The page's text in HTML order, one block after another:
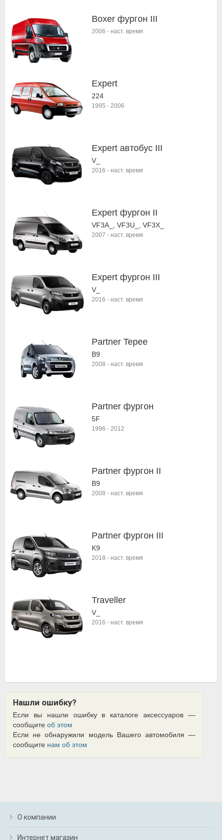
Boxer фургон III
2006 - наст. время
Expert
224
1995 - 2006
Expert автобус III
V_
2016 - наст. время
Expert фургон II
VF3A_, VF3U_, VF3X_
2007 - наст. время
Expert фургон III
V_
2016 - наст. время
Partner Tepee
B9
2008 - наст. время
Partner фургон
5F
1996 - 2012
Partner фургон II
B9
2008 - наст. время
Partner фургон III
K9
2018 - наст. время
Traveller
V_
2016 - наст. время
Нашли ошибку?
Если вы нашли ошибку в каталоге аксессуаров —
сообщите об этом
Если не обнаружили модель Вашего автомобиля —
сообщите нам об этом
О компании
Интернет магазин